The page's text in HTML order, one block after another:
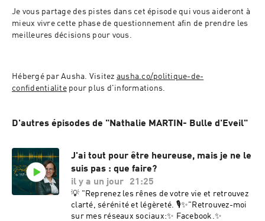
Je vous partage des pistes dans cet épisode qui vous aideront à
mieux vivre cette phase de questionnement afin de prendre les
Hébergé par Ausha. Visitez ausha.co/politique-de-
confidentialite pour plus d'informations.
D'autres épisodes de "Nathalie MARTIN- Bulle d'Eveil"
J'ai tout pour être heureuse, mais je ne le
suis pas : que faire?
il y a un jour
21:25
💡 "Reprenez les rênes de votre vie et retrouvez
clarté, sérénité et légèreté. 🎙️✨"Retrouvez-moi
sur mes réseaux sociaux:✨ Facebook.✨